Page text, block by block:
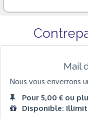
Mail
Nous vous enverrons
Pour 5,00 € ou
Disponible: